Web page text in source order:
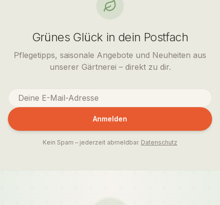
Grünes Glück in dein Postfach
Pflegetipps, saisonale Angebote und Neuheiten aus
unserer Gärtnerei – direkt zu dir.
Anmelden
Kein Spam – jederzeit abmeldbar. Datenschutz